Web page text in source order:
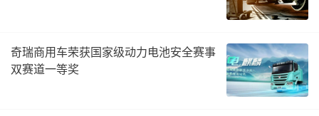
奇瑞商用车荣获国家级动力电池安全赛事
双赛道一等奖